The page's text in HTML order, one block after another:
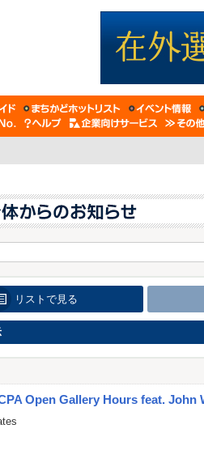
リストで見る
Open Gallery Hours feat. John